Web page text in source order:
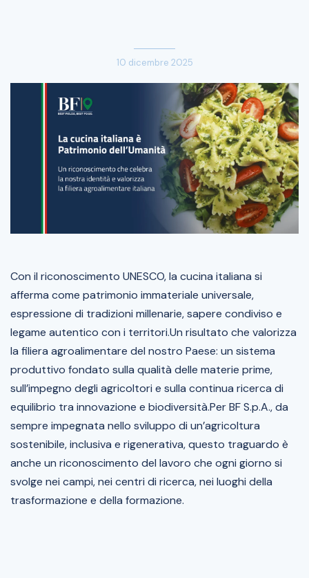
10 dicembre 2025
Con il riconoscimento UNESCO, la cucina italiana si
afferma come patrimonio immateriale universale,
espressione di tradizioni millenarie, sapere condiviso e
legame autentico con i territori.Un risultato che valorizza
la filiera agroalimentare del nostro Paese: un sistema
produttivo fondato sulla qualità delle materie prime,
sull’impegno degli agricoltori e sulla continua ricerca di
equilibrio tra innovazione e biodiversità.Per BF S.p.A., da
sempre impegnata nello sviluppo di un’agricoltura
sostenibile, inclusiva e rigenerativa, questo traguardo è
anche un riconoscimento del lavoro che ogni giorno si
svolge nei campi, nei centri di ricerca, nei luoghi della
trasformazione e della formazione.